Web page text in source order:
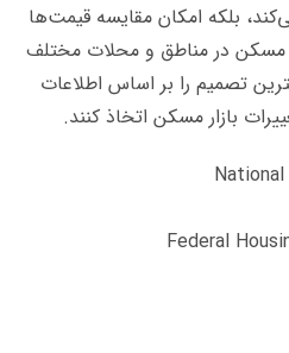
بلکه امکان مقایسه قیمت‌ها
مسکن در مناطق و محلات مختلف
تصمیم را بر اساس اطلاعات
بازار مسکن اتخاذ کنند.